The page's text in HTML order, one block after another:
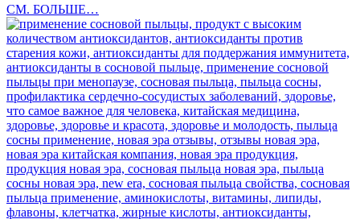
СМ. БОЛЬШЕ…
капсулы
с
чесночным
маслом